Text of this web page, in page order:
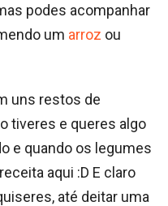
podes acompanhar
um arroz ou
uns restos de
tiveres e queres algo
e quando os legumes
aqui :D E claro
até deitar uma